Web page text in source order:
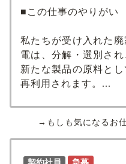
■この仕事のやりがい
私たちが受け入れた廃
電は、分解・選別され
新たな製品の原料とし
再利用されます。...
→もしも気になるお